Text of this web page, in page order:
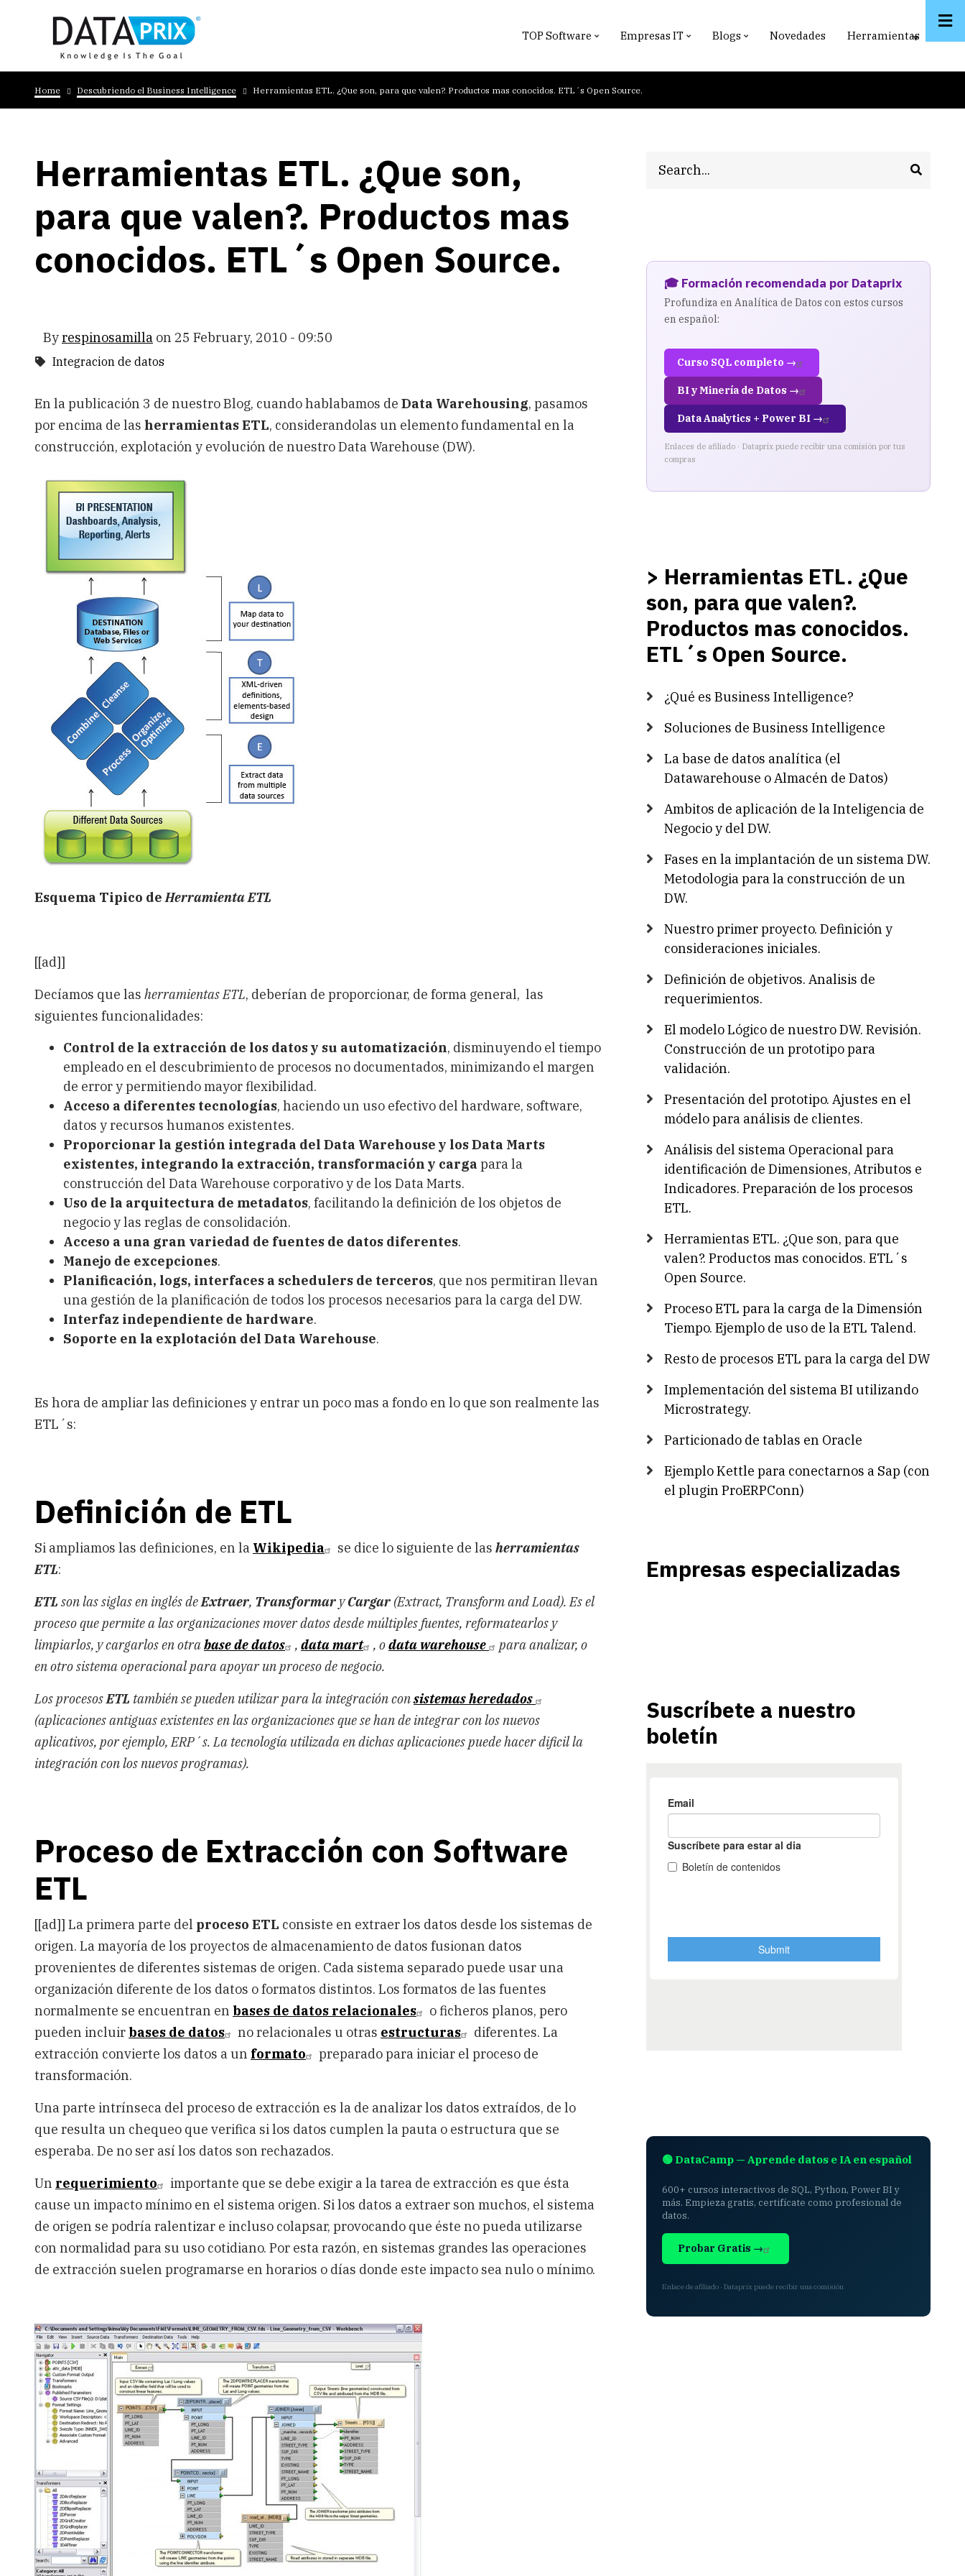
content
TOP Software Empresas IT Blogs Novedades Herramientas
Breadcrumb
Home Descubriendo el Business Intelligence Herramientas ETL. ¿Que son, para que valen?. Productos mas conocidos. ETL´s Open Source.
Herramientas ETL. ¿Que son,
para que valen?. Productos mas
conocidos. ETL´s Open Source.
Byrespinosamilla on 25 February, 2010 - 09:50
Integracion de datos
En la publicación 3 de nuestro Blog, cuando hablabamos de Data Warehousing, pasamos
por encima de las herramientas ETL, considerandolas un elemento fundamental en la
construcción, explotación y evolución de nuestro Data Warehouse (DW).
Esquema Tipico deHerramienta ETL
[[ad]]
Decíamos que las herramientas ETL, deberían de proporcionar, de forma general, las
siguientes funcionalidades:
Control de la extracción de los datos y su automatización, disminuyendo el tiempo
empleado en el descubrimiento de procesos no documentados, minimizando el margen
de error y permitiendo mayor flexibilidad.
Acceso a diferentes tecnologías, haciendo un uso efectivo del hardware, software,
datos y recursos humanos existentes.
Proporcionar la gestión integrada del Data Warehouse y los Data Marts
existentes, integrando la extracción, transformación y carga para la
construcción del Data Warehouse corporativo y de los Data Marts.
Uso de la arquitectura de metadatos, facilitando la definición de los objetos de
negocio y las reglas de consolidación.
Acceso a una gran variedad de fuentes de datos diferentes.
Manejo de excepciones.
Planificación, logs, interfaces a schedulers de terceros, que nos permitiran llevan
una gestión de la planificación de todos los procesos necesarios para la carga del DW.
Interfaz independiente de hardware.
Soporte en la explotación del Data Warehouse.
Es hora de ampliar las definiciones y entrar un poco mas a fondo en lo que son realmente las
ETL´s:
Definición de ETL
Si ampliamos las definiciones, en la Wikipedia se dice lo siguiente de las herramientas
ETL:
ETL son las siglas en inglés deExtraer, Transformar yCargar (Extract, Transform and Load). Es el
proceso que permite a las organizaciones mover datos desde múltiples fuentes, reformatearlos y
limpiarlos, y cargarlos en otrabase de datos , data mart , odata warehouse
para analizar, o
en otro sistema operacional para apoyar un proceso de negocio.
Los procesosETL también se pueden utilizar para la integración consistemas heredados
(aplicaciones antiguas existentes en las organizaciones que se han de integrar con los nuevos
aplicativos, por ejemplo, ERP´s. La tecnología utilizada en dichas aplicaciones puede hacer dificil la
integración con los nuevos programas).
Proceso de Extracción con Software
ETL
[[ad]] La primera parte del proceso ETL consiste en extraer los datos desde los sistemas de
origen. La mayoría de los proyectos de almacenamiento de datos fusionan datos
provenientes de diferentes sistemas de origen. Cada sistema separado puede usar una
organización diferente de los datos o formatos distintos. Los formatos de las fuentes
normalmente se encuentran en bases de datos relacionales
o ficheros planos, pero
pueden incluir bases de datos no relacionales u otras estructuras
diferentes. La
extracción convierte los datos a un formato
preparado para iniciar el proceso de
transformación.
Una parte intrínseca del proceso de extracción es la de analizar los datos extraídos, de lo
que resulta un chequeo que verifica si los datos cumplen la pauta o estructura que se
esperaba. De no ser así los datos son rechazados.
Un requerimiento
importante que se debe exigir a la tarea de extracción es que ésta
cause un impacto mínimo en el sistema origen. Si los datos a extraer son muchos, el sistema
de origen se podría ralentizar e incluso colapsar, provocando que éste no pueda utilizarse
con normalidad para su uso cotidiano. Por esta razón, en sistemas grandes las operaciones
de extracción suelen programarse en horarios o días donde este impacto sea nulo o mínimo.
🎓 Formación recomendada por Dataprix
Profundiza en Analítica de Datos con estos cursos
en español:
Curso SQL completo →
BI y Minería de Datos →
Data Analytics + Power BI →
Enlaces de afiliado · Dataprix puede recibir una comisión por tus
compras
> Herramientas ETL. ¿Que
son, para que valen?.
Productos mas conocidos.
ETL´s Open Source.
¿Qué es Business Intelligence?
Soluciones de Business Intelligence
La base de datos analítica (el
Datawarehouse o Almacén de Datos)
Ambitos de aplicación de la Inteligencia de
Negocio y del DW.
Fases en la implantación de un sistema DW.
Metodologia para la construcción de un
DW.
Nuestro primer proyecto. Definición y
consideraciones iniciales.
Definición de objetivos. Analisis de
requerimientos.
El modelo Lógico de nuestro DW. Revisión.
Construcción de un prototipo para
validación.
Presentación del prototipo. Ajustes en el
módelo para análisis de clientes.
Análisis del sistema Operacional para
identificación de Dimensiones, Atributos e
Indicadores. Preparación de los procesos
ETL.
Herramientas ETL. ¿Que son, para que
valen?. Productos mas conocidos. ETL´s
Open Source.
Proceso ETL para la carga de la Dimensión
Tiempo. Ejemplo de uso de la ETL Talend.
Resto de procesos ETL para la carga del DW
Implementación del sistema BI utilizando
Microstrategy.
Particionado de tablas en Oracle
Ejemplo Kettle para conectarnos a Sap (con
el plugin ProERPConn)
Empresas especializadas
Suscríbete a nuestro
boletín
🟢 DataCamp — Aprende datos e IA en español
600+ cursos interactivos de SQL, Python, Power BI y
más. Empieza gratis, certifícate como profesional de
datos.
Probar Gratis →
Enlace de afiliado · Dataprix puede recibir una comisión